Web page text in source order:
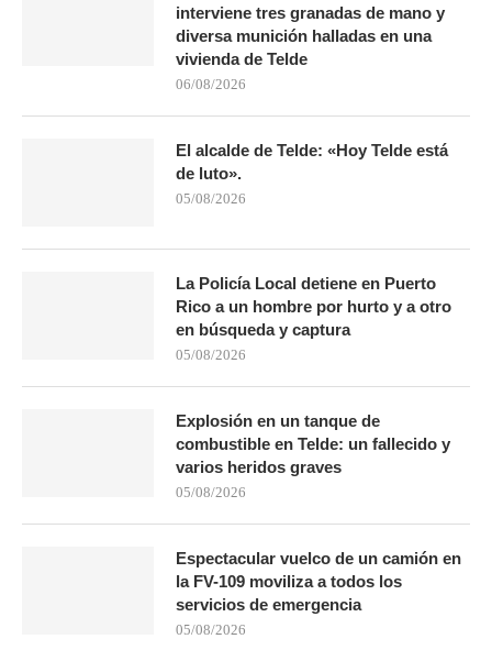
interviene tres granadas de mano y
diversa munición halladas en una
vivienda de Telde
06/08/2026
El alcalde de Telde: «Hoy Telde está
de luto».
05/08/2026
La Policía Local detiene en Puerto
Rico a un hombre por hurto y a otro
en búsqueda y captura
05/08/2026
Explosión en un tanque de
combustible en Telde: un fallecido y
varios heridos graves
05/08/2026
Espectacular vuelco de un camión en
la FV-109 moviliza a todos los
servicios de emergencia
05/08/2026